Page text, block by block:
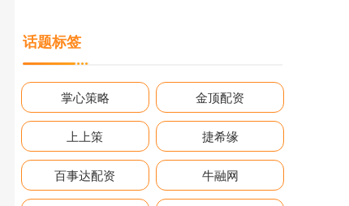
话题标签
掌心策略 金顶配资
上上策 捷希缘
百事达配资 牛融网